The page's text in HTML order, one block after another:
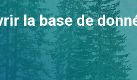
la base de